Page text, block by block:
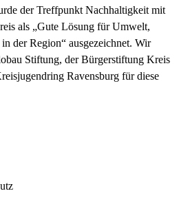
der Treffpunkt Nachhaltigkeit mit
als „Gute Lösung für Umwelt,
der Region“ ausgezeichnet. Wir
Stiftung, der Bürgerstiftung Kreis
Ravensburg für diese